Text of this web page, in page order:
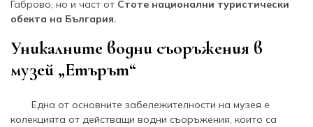
Габрово, но и част от Стоте национални туристически
обекта на България.
Уникалните водни съоръжения в
музей „Етърът“
Една от основните забележителности на музея е
колекцията от действащи водни съоръжения, които са